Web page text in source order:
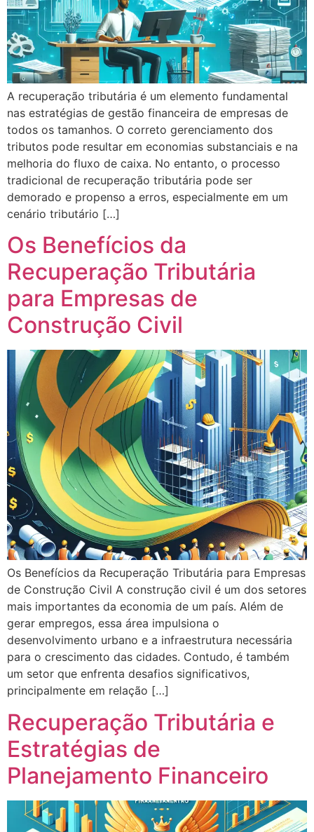
A recuperação tributária é um elemento fundamental
nas estratégias de gestão financeira de empresas de
todos os tamanhos. O correto gerenciamento dos
tributos pode resultar em economias substanciais e na
melhoria do fluxo de caixa. No entanto, o processo
tradicional de recuperação tributária pode ser
demorado e propenso a erros, especialmente em um
cenário tributário […]
Os Benefícios da
Recuperação Tributária
para Empresas de
Construção Civil
Os Benefícios da Recuperação Tributária para Empresas
de Construção Civil A construção civil é um dos setores
mais importantes da economia de um país. Além de
gerar empregos, essa área impulsiona o
desenvolvimento urbano e a infraestrutura necessária
para o crescimento das cidades. Contudo, é também
um setor que enfrenta desafios significativos,
principalmente em relação […]
Recuperação Tributária e
Estratégias de
Planejamento Financeiro